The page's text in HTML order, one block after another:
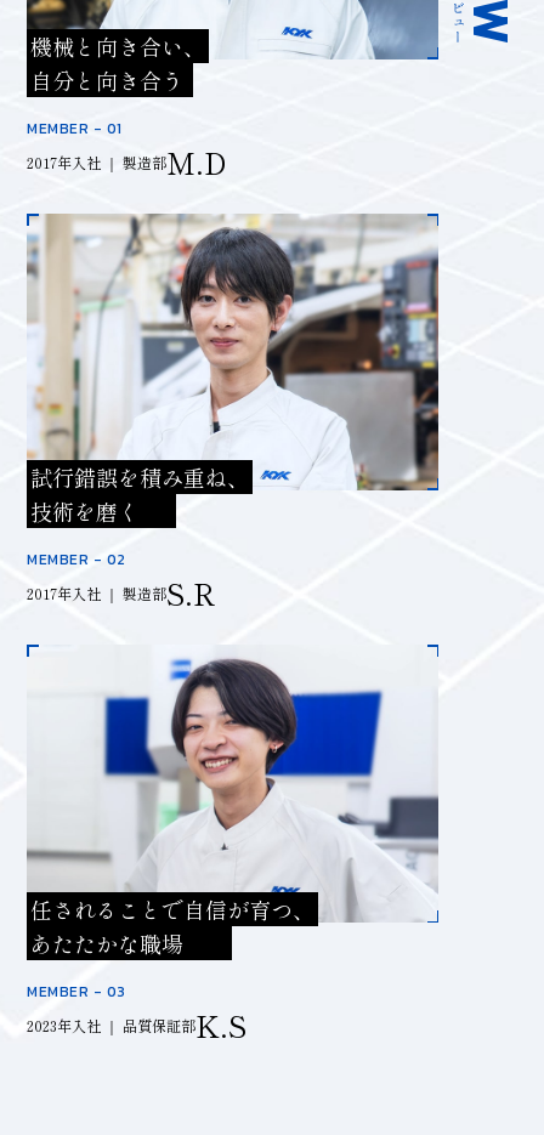
MEMBER - 01
機械と向き合い、
自分と向き合う
2017年入社 ｜ 製造部M.D
MEMBER - 02
試行錯誤を積み重ね、
技術を磨く
2017年入社 ｜ 製造部S.R
MEMBER - 03
任されることで自信が育つ、
あたたかな職場
2023年入社 ｜ 品質保証部K.S